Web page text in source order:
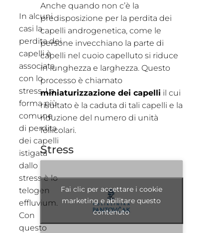
Anche quando non c’è la
predisposizione per la perdita dei
capelli androgenetica, come le
persone invecchiano la parte di
capelli nel cuoio capelluto si riduce
in lunghezza e larghezza. Questo
processo è chiamato
miniaturizzazione dei capelli il cui
risultato è la caduta di tali capelli e la
riduzione del numero di unità
follicolari.
Stress
In alcuni
casi la
perdita dei
capelli è
associata
con lo
stress. La
forma più
comune
di perdita
dei capelli
istigata
dallo
stress è lo
telogen
effluvium.
Con
questo
Fai clic per accettare i cookie
marketing e abilitare questo
contenuto